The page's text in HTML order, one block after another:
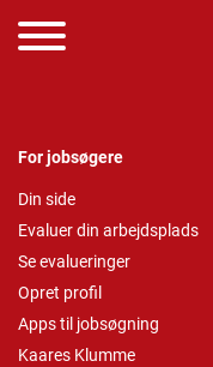
For jobsøgere
Din side
Evaluer din arbejdsplads
Se evalueringer
Opret profil
Apps til jobsøgning
Kaares Klumme